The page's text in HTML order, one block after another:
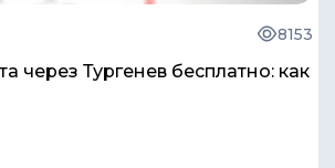
8153
через Тургенев бесплатно: как